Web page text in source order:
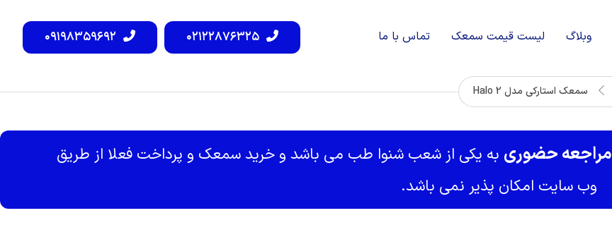
وبلاگ لیست قیمت سمعک تماس با ما ۰۹۱۹۸۳۵۹۶۹۲ ۰۲۱۲۲۸۷۶۳۲۵
سمعک استارکی مدل Halo 2
مراجعه حضوری به یکی از شعب شنوا طب می باشد و خرید سمعک و پرداخت فعلا از طریق
وب سایت امکان پذیر نمی باشد.